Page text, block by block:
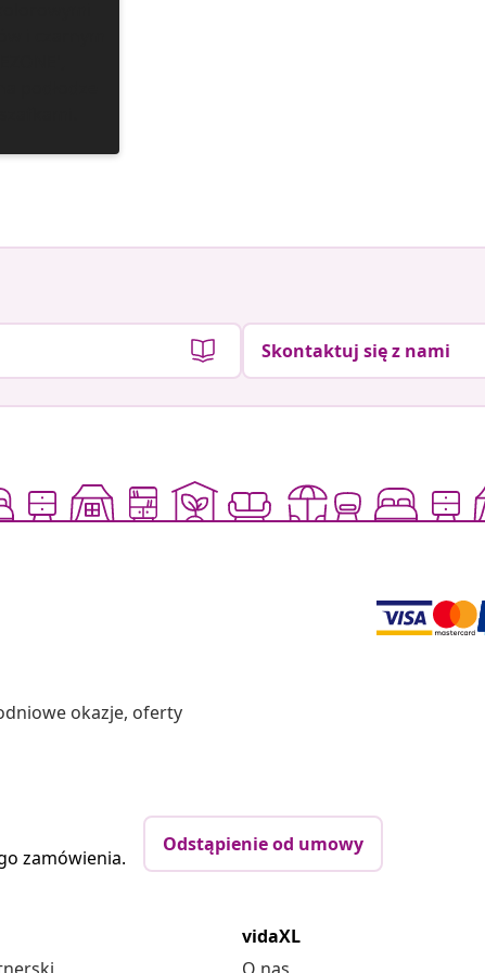
Skontaktuj się z nami
okazje, oferty
zamówienia.
Odstąpienie od umowy
vidaXL